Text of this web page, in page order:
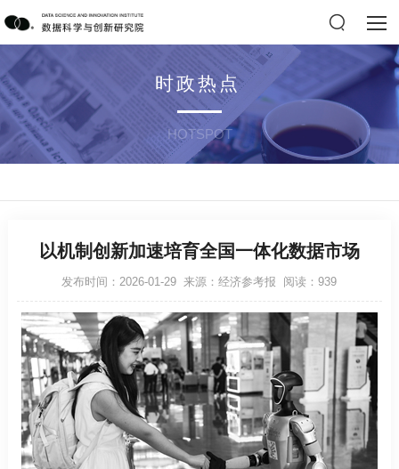
时政热点
HOTSPOT
以机制创新加速培育全国一体化数据市场
发布时间：2026-01-29 来源：经济参考报 阅读：939